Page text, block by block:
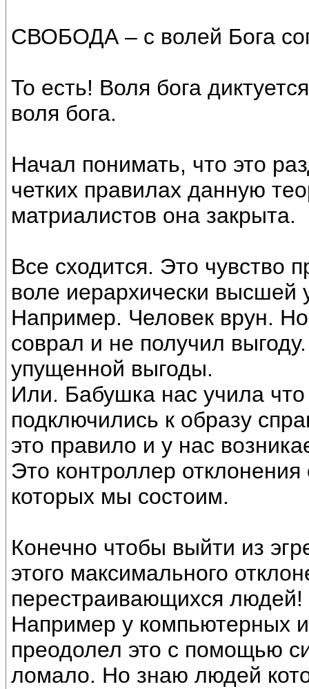
СВОБОДА – с волей Бога
То есть! Воля бога
воля бога.
Начал понимать, что это
четких правилах данную
матриалистов она закрыта.
Все сходится. Это чувство
воле иерархически
Например. Человек врун.
соврал и не получил
упущенной выгоды.
Или. Бабушка нас учила
подключились к образу
это правило и у нас
Это контроллер отклонения
которых мы состоим.
Конечно чтобы выйти из
этого максимального
перестраивающихся людей!
Например у компьютерных
преодолел это с помощью
ломало. Но знаю людей